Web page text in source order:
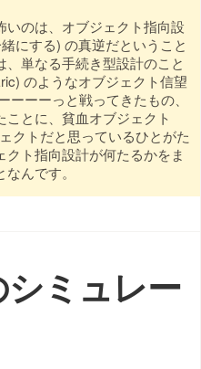
いのは、オブジェクト指向設
にする) の真逆だということ
単なる手続き型設計のこと
のようなオブジェクト信望
ーーっと戦ってきたもの、
とに、貧血オブジェクト
クトだと思っているひとがた
クト指向設計が何たるかをま
んです。
ミュレー